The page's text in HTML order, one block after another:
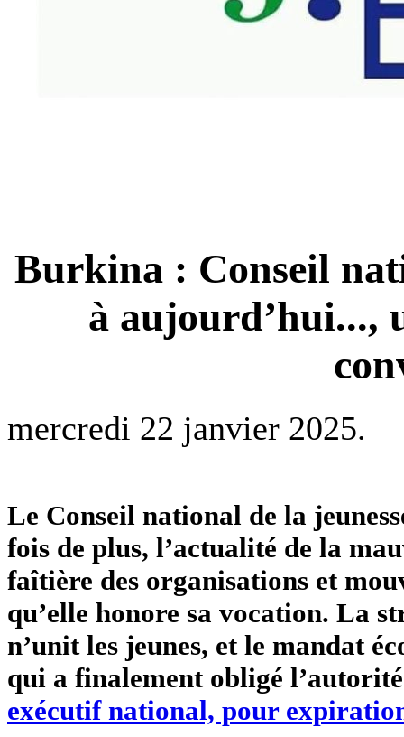
Burkina : Conseil
à aujourd’hui...,
mercredi 22 janvier 2025.
Le Conseil national de la
fois de plus, l’actualité de la
faîtière des organisations et
qu’elle honore sa vocation. La
n’unit les jeunes, et le mandat
qui a finalement obligé
exécutif national, pour